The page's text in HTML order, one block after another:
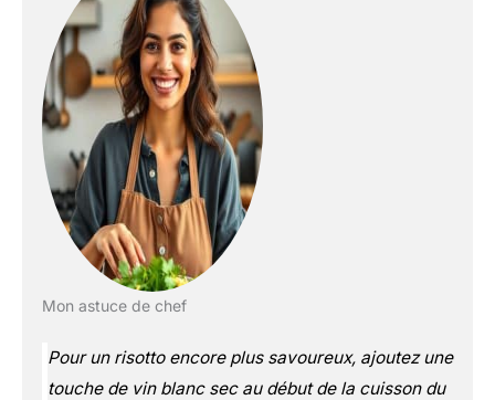
Mon astuce de chef
Pour un risotto encore plus savoureux, ajoutez une
touche de vin blanc sec au début de la cuisson du